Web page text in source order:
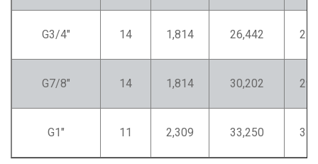
G3/4" 14 1,814 26,442
G7/8" 14 1,814 30,202
G1" 11 2,309 33,250